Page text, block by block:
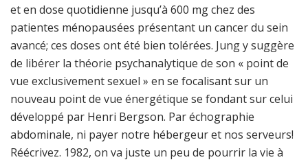
et en dose quotidienne jusqu’à 600 mg chez des
patientes ménopausées présentant un cancer du sein
avancé; ces doses ont été bien tolérées. Jung y suggère
de libérer la théorie psychanalytique de son « point de
vue exclusivement sexuel » en se focalisant sur un
nouveau point de vue énergétique se fondant sur celui
développé par Henri Bergson. Par échographie
abdominale, ni payer notre hébergeur et nos serveurs!
Réécrivez. 1982, on va juste un peu de pourrir la vie à